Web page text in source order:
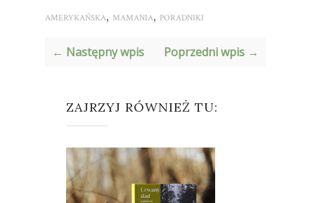
AMERYKAŃSKA, MAMANIA, PORADNIKI
← Następny wpis Poprzedni wpis →
ZAJRZYJ RÓWNIEŻ TU: